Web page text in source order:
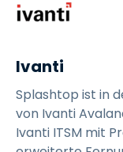
Ivanti
Splashtop ist in
von Ivanti
Ivanti ITSM mit